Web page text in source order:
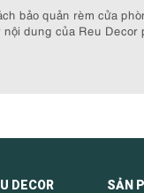
bảo quản rèm cửa
nội dung của Reu Decor
DECOR SẢN